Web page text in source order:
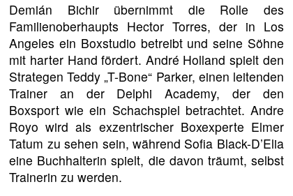
Demián Bichir übernimmt die Rolle des
Familienoberhaupts Hector Torres, der in Los
Angeles ein Boxstudio betreibt und seine Söhne
mit harter Hand fördert. André Holland spielt den
Strategen Teddy „T-Bone“ Parker, einen leitenden
Trainer an der Delphi Academy, der den
Boxsport wie ein Schachspiel betrachtet. Andre
Royo wird als exzentrischer Boxexperte Elmer
Tatum zu sehen sein, während Sofia Black-D’Elia
eine Buchhalterin spielt, die davon träumt, selbst
Trainerin zu werden.